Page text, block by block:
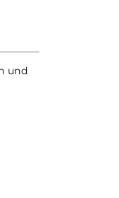
und